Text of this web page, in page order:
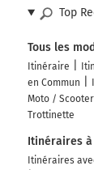
Top
Tous les
Itinéraire
en Commun
Moto / Scooter
Trottinette
Itinéraires
Itinéraires